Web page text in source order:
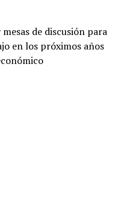
de discusión para
en los próximos años